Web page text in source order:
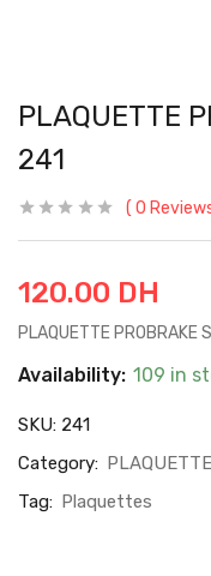
PLAQUETTE
241
0
120.00 DH
PLAQUETTE PROBRAKE
Availability: 109 in
SKU: 241
Category:
Tag: Plaquettes